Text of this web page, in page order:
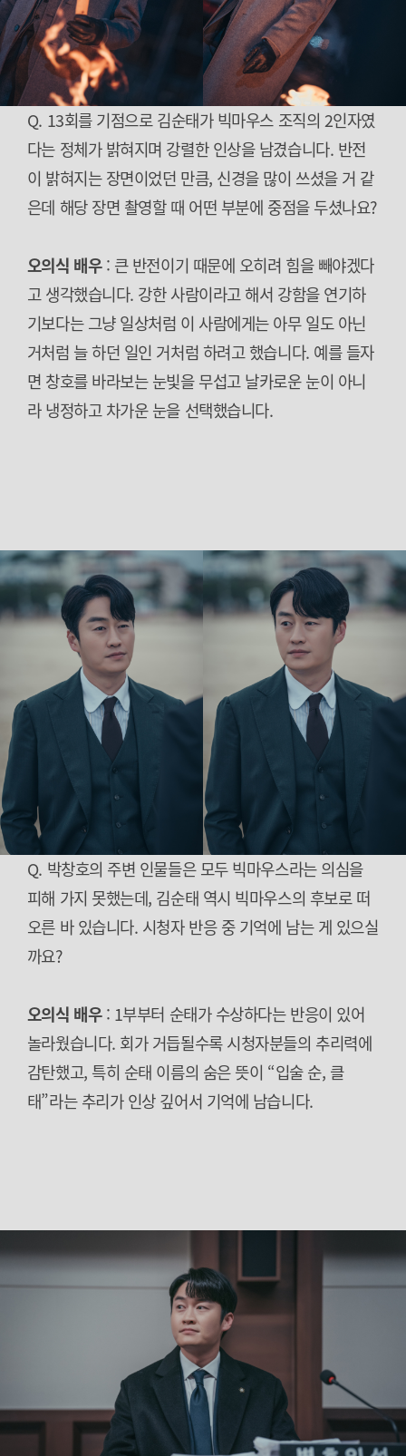
Q. 13회를 기점으로 김순태가 빅마우스 조직의 2인자였
다는 정체가 밝혀지며 강렬한 인상을 남겼습니다. 반전
이 밝혀지는 장면이었던 만큼, 신경을 많이 쓰셨을 거 같
은데 해당 장면 촬영할 때 어떤 부분에 중점을 두셨나요?
오의식 배우: 큰 반전이기 때문에 오히려 힘을 빼야겠다
고 생각했습니다. 강한 사람이라고 해서 강함을 연기하
기보다는 그냥 일상처럼 이 사람에게는 아무 일도 아닌
거처럼 늘 하던 일인 거처럼 하려고 했습니다. 예를 들자
면 창호를 바라보는 눈빛을 무섭고 날카로운 눈이 아니
라 냉정하고 차가운 눈을 선택했습니다.
Q. 박창호의 주변 인물들은 모두 빅마우스라는 의심을
피해 가지 못했는데, 김순태 역시 빅마우스의 후보로 떠
오른 바 있습니다. 시청자 반응 중 기억에 남는 게 있으실
까요?
오의식 배우: 1부부터 순태가 수상하다는 반응이 있어
놀라웠습니다. 회가 거듭될수록 시청자분들의 추리력에
감탄했고, 특히 순태 이름의 숨은 뜻이 “입술 순, 클
태”라는 추리가 인상 깊어서 기억에 남습니다.